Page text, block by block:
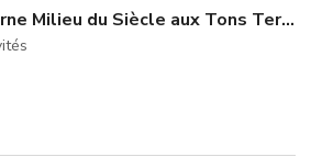
Milieu du Siècle aux Tons Terreux